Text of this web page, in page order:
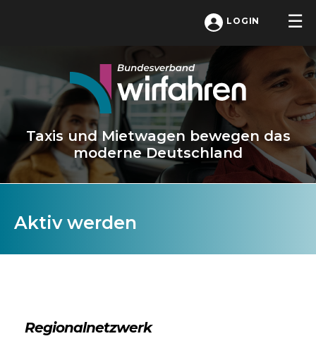
LOGIN
Taxis und Mietwagen bewegen das
moderne Deutschland
Aktiv werden
Regionalnetzwerk